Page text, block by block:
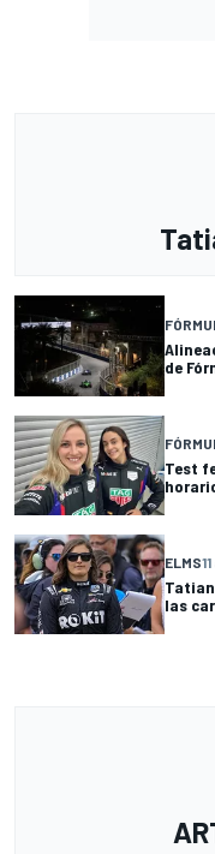
de
Test
ELMS
las